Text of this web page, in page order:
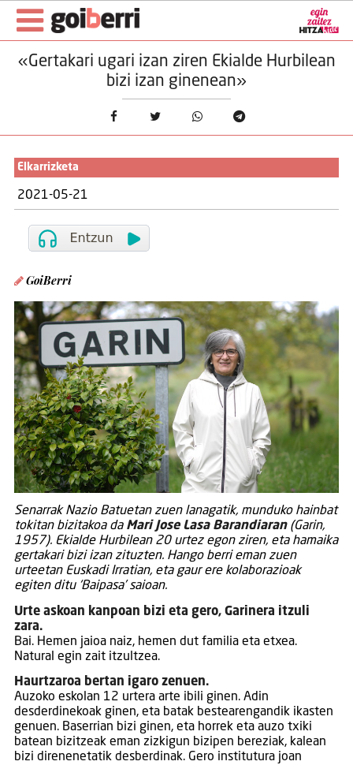
«Gertakari ugari izan ziren Ekialde Hurbilean
bizi izan ginenean»
Elkarrizketa
2021-05-21
GoiBerri
Senarrak Nazio Batuetan zuen lanagatik, munduko hainbat
tokitan bizitakoa da Mari Jose Lasa Barandiaran(Garin,
1957). Ekialde Hurbilean 20 urtez egon ziren, eta hamaika
gertakari bizi izan zituzten. Hango berri eman zuen
urteetan Euskadi Irratian, eta gaur ere kolaborazioak
egiten ditu ‘Baipasa’ saioan.
Urte askoan kanpoan bizi eta gero, Garinera itzuli
zara.
Bai. Hemen jaioa naiz, hemen dut familia eta etxea.
Natural egin zait itzultzea.
Haurtzaroa bertan igaro zenuen.
Auzoko eskolan 12 urtera arte ibili ginen. Adin
desderdinekoak ginen, eta batak bestearengandik ikasten
genuen. Baserrian bizi ginen, eta horrek eta auzo txiki
batean bizitzeak eman zizkigun bizipen bereziak, kalean
bizi direnenetatik desberdinak. Gero institutura joan